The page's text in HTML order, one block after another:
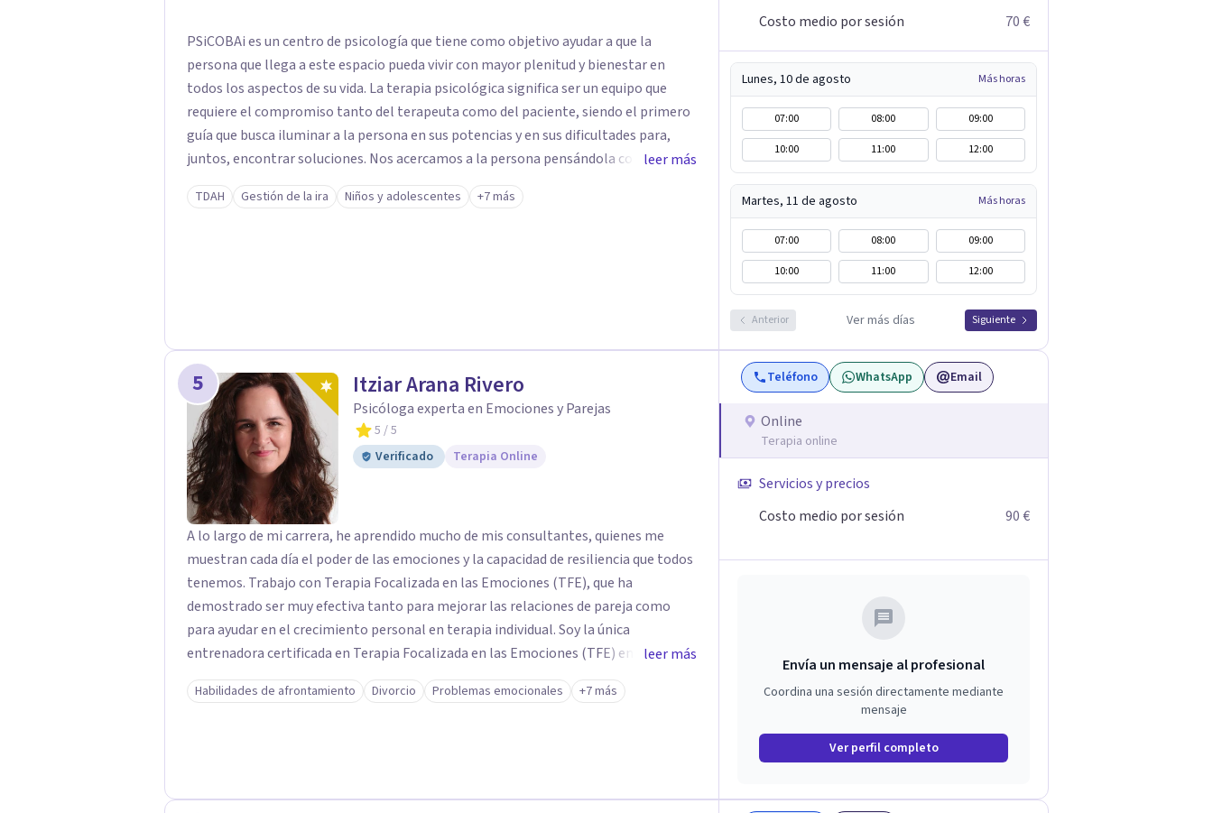
PSiCOBAi es un centro de psicología que tiene como objetivo ayudar a que la
persona que llega a este espacio pueda vivir con mayor plenitud y bienestar en
todos los aspectos de su vida. La terapia psicológica significa ser un equipo que
requiere el compromiso tanto del terapeuta como del paciente, siendo el primero
guía que busca iluminar a la persona en sus potencias y en sus dificultades para,
juntos, encontrar soluciones. Nos acercamos a la persona pensándola como una
totalidad mente cuerpo y emoción, a partir de lo cual se diseña una terapia
específica e individual pero que abarque e intervenga en estos tres planos. Cada
terapias de tercera generación.
leer más
TDAH Gestión de la ira Niños y adolescentes +7 más
Costo medio por sesión
70 €
Lunes, 10 de agosto Más horas
07:00 08:00
09:00
10:00
11:00 12:00
Martes, 11 de agosto Más horas
07:00 08:00
09:00
10:00
11:00 12:00
Anterior Ver más días Siguiente
5 Itziar Arana Rivero
Psicóloga experta en Emociones y Parejas
5 / 5
Verificado
Terapia Online
A lo largo de mi carrera, he aprendido mucho de mis consultantes, quienes me
muestran cada día el poder de las emociones y la capacidad de resiliencia que todos
tenemos. Trabajo con Terapia Focalizada en las Emociones (TFE), que ha
demostrado ser muy efectiva tanto para mejorar las relaciones de pareja como
para ayudar en el crecimiento personal en terapia individual. Soy la única
entrenadora certificada en Terapia Focalizada en las Emociones (TFE) en España,
además de supervisora y terapeuta certificada. La TFE ha demostrado una mejora
significativa en las relaciones, con un 70-75% de éxito y felicidad duradera. Este
complementado mi formación con un Máster en Terapia Cognitivo-Conductual y
leer más
Habilidades de afrontamiento Divorcio Problemas emocionales +7 más
Teléfono WhatsApp Email
Online
Terapia online
Servicios y precios
Costo medio por sesión
90 €
Envía un mensaje al profesional
Coordina una sesión directamente mediante
mensaje
Ver perfil completo